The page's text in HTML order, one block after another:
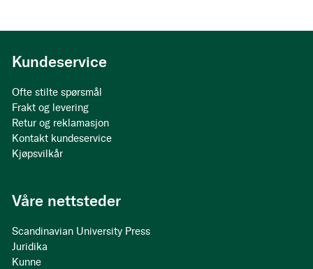
Kundeservice
Ofte stilte spørsmål
Frakt og levering
Retur og reklamasjon
Kontakt kundeservice
Kjøpsvilkår
Våre nettsteder
Scandinavian University Press
Juridika
Kunne